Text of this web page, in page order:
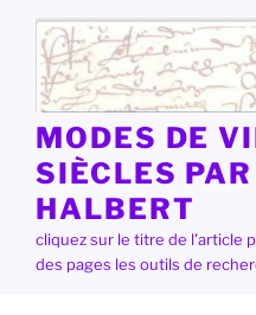
contenu
principal
MODES DE
SIÈCLES
HALBERT
cliquez sur le titre de l'article
des pages les outils de